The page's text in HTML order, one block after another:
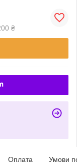
₴
Оплата Умови